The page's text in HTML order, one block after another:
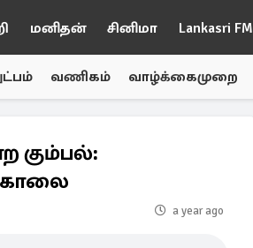
மனிதன் சினிமா Lankasri FM
வணிகம் வாழ்க்கைமுறை
கும்பல்:
a year ago